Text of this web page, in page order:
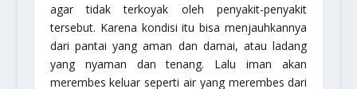
agar tidak terkoyak oleh penyakit-penyakit
tersebut. Karena kondisi itu bisa menjauhkannya
dari pantai yang aman dan damai, atau ladang
yang nyaman dan tenang. Lalu iman akan
merembes keluar seperti air yang merembes dari